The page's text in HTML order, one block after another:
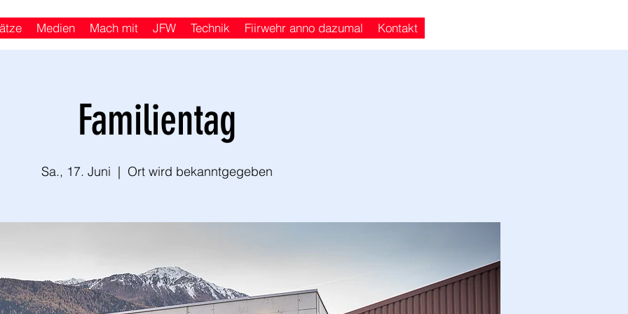
Medien Mach mit JFW Technik Fiirwehr anno dazumal Kontakt
Familientag
Sa., 17. Juni
  |
Ort wird bekanntgegeben